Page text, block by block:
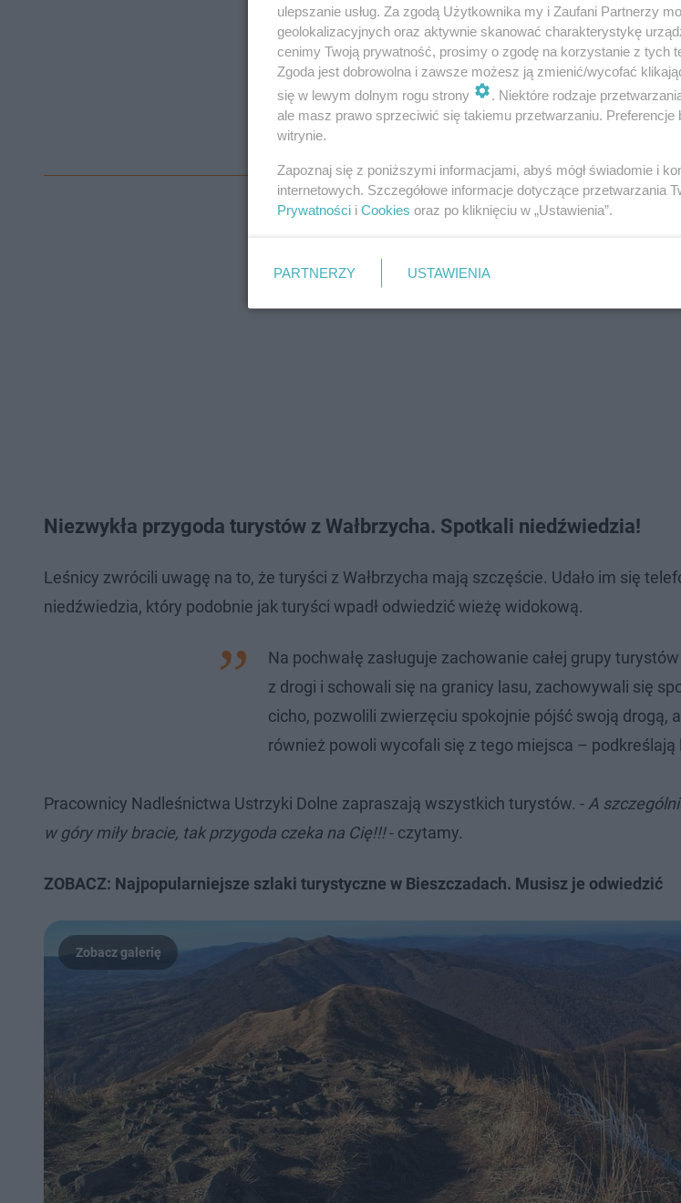
ROZWIŃ
Niezwykła przygoda turystów z Wałbrzycha. Spotkali niedźwiedzia!
Leśnicy zwrócili uwagę na to, że turyści z Wałbrzycha mają szczęście. Udało im się
niedźwiedzia, który podobnie jak turyści wpadł odwiedzić wieżę widokową.
Na pochwałę zasługuje zachowanie całej grupy
z drogi i schowali się na granicy lasu, zachowywali się
cicho, pozwolili zwierzęciu spokojnie pójść swoją drogą,
również powoli wycofali się z tego miejsca – podkreślają
Pracownicy Nadleśnictwa Ustrzyki Dolne zapraszają wszystkich turystów. - A
w góry miły bracie, tak przygoda czeka na Cię!!!- czytamy.
ZOBACZ: Najpopularniejsze szlaki turystyczne w Bieszczadach. Musisz je odwiedzić
ulepszanie usług. Za zgodą Użytkownika my i Zaufani Partnerzy
geolokalizacyjnych oraz aktywnie skanować charakterystykę
cenimy Twoją prywatność, prosimy o zgodę na korzystanie z tych
Zgoda jest dobrowolna i zawsze możesz ją zmienić/wycofać
się w lewym dolnym rogu strony
. Niektóre rodzaje
ale masz prawo sprzeciwić się takiemu przetwarzaniu. Preferencje
witrynie.
Zapoznaj się z poniższymi informacjami, abyś mógł świadomie i
internetowych. Szczegółowe informacje dotyczące przetwarzania
Prywatności i Cookies oraz po kliknięciu w „Ustawienia”.
PARTNERZY USTAWIENIA